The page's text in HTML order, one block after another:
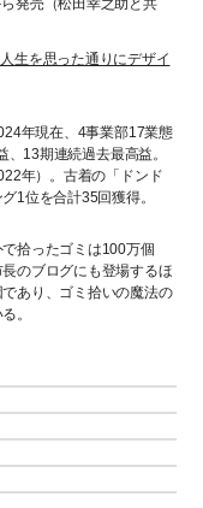
発売（松田幸之助と共
生を思った通りにデザイ
年現在、4事業部17業態
13期連続過去最高益。
年）。古着の「ドンド
1位を合計35回獲得。
拾ったゴミは100万個
のブログにも登場するほ
あり、ゴミ拾いの魔法の
。